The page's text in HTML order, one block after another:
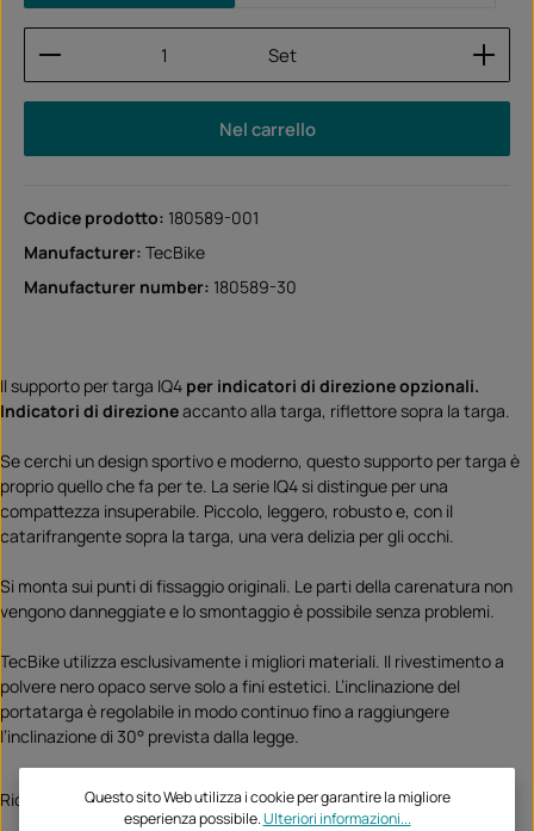
Quantità del prodotto: inserisci la quantità
Set
Nel carrello
Codice prodotto: 180589-001
Manufacturer: TecBike
Manufacturer number: 180589-30
Il supporto per targa IQ4 per indicatori di direzione opzionali.
Indicatori di direzioneaccanto alla targa, riflettore sopra la targa.
Se cerchi un design sportivo e moderno, questo supporto per targa è
proprio quello che fa per te. La serie IQ4 si distingue per una
compattezza insuperabile. Piccolo, leggero, robusto e, con il
catarifrangente sopra la targa, una vera delizia per gli occhi.
Si monta sui punti di fissaggio originali. Le parti della carenatura non
vengono danneggiate e lo smontaggio è possibile senza problemi.
TecBike utilizza esclusivamente i migliori materiali. Il rivestimento a
polvere nero opaco serve solo a fini estetici. L’inclinazione del
portatarga è regolabile in modo continuo fino a raggiungere
l’inclinazione di 30° prevista dalla legge.
Riceverai il portatargaQuesto sito Web utilizza i cookie per garantire la migliore
esperienza possibile.Ulteriori informazioni...